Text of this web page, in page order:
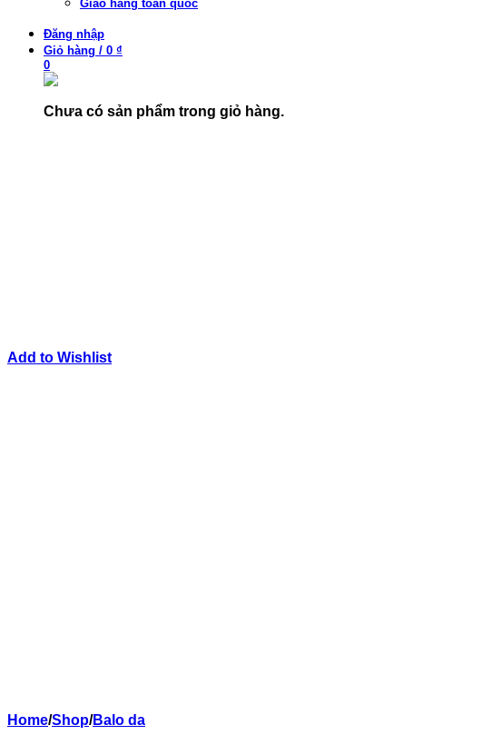
Giao hàng toàn quốc
Đăng nhập
Giỏ hàng / 0 ₫
0
Chưa có sản phẩm trong giỏ hàng.
Add to Wishlist
Home/Shop/Balo da